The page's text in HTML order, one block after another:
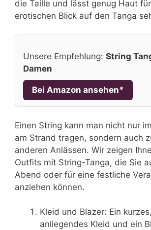
die Taille und lässt genug Haut
erotischen Blick auf den Tanga
Unsere Empfehlung: String
Damen
Bei Amazon ansehen*
Einen String kann man nicht nur
am Strand tragen, sondern auch
anderen Anlässen. Wir zeigen
Outfits mit String-Tanga, die Sie
Abend oder für eine festliche
anziehen können.
Kleid und Blazer: Ein
anliegendes Kleid und ein